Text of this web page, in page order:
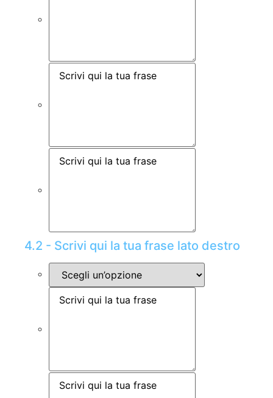
4.2 - Scrivi qui la tua frase lato destro